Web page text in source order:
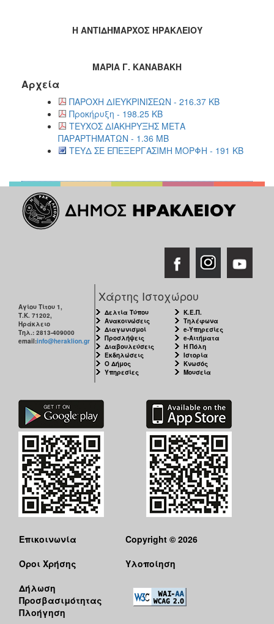
Η ΑΝΤΙΔΗΜΑΡΧΟΣ ΗΡΑΚΛΕΙΟΥ
ΜΑΡΙΑ Γ. ΚΑΝΑΒΑΚΗ
Αρχεία
ΠΑΡΟΧΗ ΔΙΕΥΚΡΙΝΙΣΕΩΝ - 216.37 KB
Προκήρυξη - 198.25 KB
ΤΕΥΧΟΣ ΔΙΑΚΗΡΥΞΗΣ ΜΕΤΑ
ΠΑΡΑΡΤΗΜΑΤΩΝ - 1.36 MB
ΤΕΥΔ ΣΕ ΕΠΕΞΕΡΓΑΣΙΜΗ ΜΟΡΦΗ - 191 KB
Αγίου Τίτου 1,
Τ.Κ. 71202,
Ηράκλειο
Τηλ.: 2813-409000
email:info@heraklion.gr
Χάρτης Ιστοχώρου
Δελτία Τύπου
Ανακοινώσεις
Διαγωνισμοί
Προσλήψεις
Διαβουλεύσεις
Εκδηλώσεις
Ο Δήμος
Υπηρεσίες
Κ.Ε.Π.
Τηλέφωνα
e-Υπηρεσίες
e-Αιτήματα
Η Πόλη
Ιστορία
Κνωσός
Μουσεία
Επικοινωνία
Όροι Χρήσης
Δήλωση
Προσβασιμότητας
Πλοήγηση
Copyright © 2026
Υλοποίηση